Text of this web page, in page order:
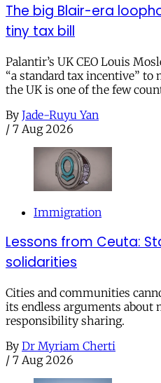
The big Blair-era
tiny tax bill
Palantir’s UK CEO Louis
“a standard tax incentive”
the UK is one of the few
By Jade-Ruyu Yan
/ 7 Aug 2026
Immigration
Lessons from Ceuta:
solidarities
Cities and communities
its endless arguments about
responsibility sharing.
By Dr Myriam Cherti
/ 7 Aug 2026